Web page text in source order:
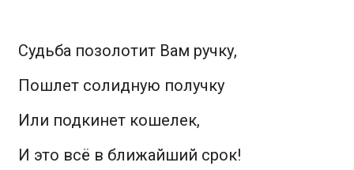
Судьба позолотит Вам ручку,
Пошлет солидную получку
Или подкинет кошелек,
И это всё в ближайший срок!